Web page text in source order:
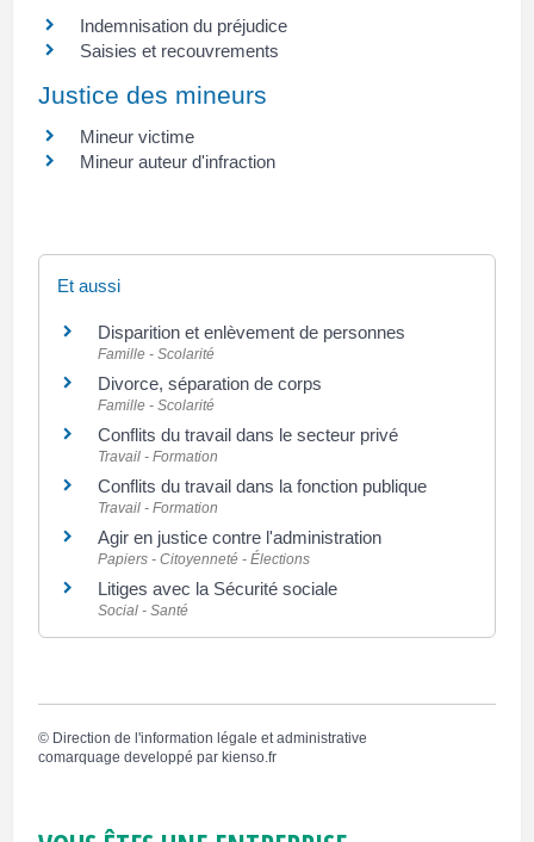
Indemnisation du préjudice
Saisies et recouvrements
Justice des mineurs
Mineur victime
Mineur auteur d'infraction
Et aussi
Disparition et enlèvement de personnes
Famille - Scolarité
Divorce, séparation de corps
Famille - Scolarité
Conflits du travail dans le secteur privé
Travail - Formation
Conflits du travail dans la fonction publique
Travail - Formation
Agir en justice contre l'administration
Papiers - Citoyenneté - Élections
Litiges avec la Sécurité sociale
Social - Santé
© Direction de l'information légale et administrative
comarquage developpé par kienso.fr